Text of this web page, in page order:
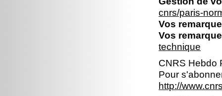
cnrs/paris-
Vos
Vos
technique
CNRS Hebdo
Pour
http://